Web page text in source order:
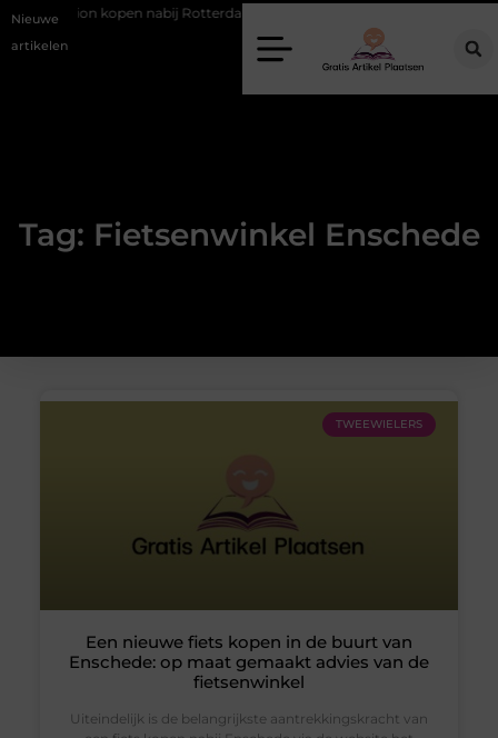
Nieuwe
artikelen
Occasion kopen nabij Rotterdam zonder financiële verrassingen
Tag: Fietsenwinkel Enschede
TWEEWIELERS
Een nieuwe fiets kopen in de buurt van
Enschede: op maat gemaakt advies van de
fietsenwinkel
Uiteindelijk is de belangrijkste aantrekkingskracht van